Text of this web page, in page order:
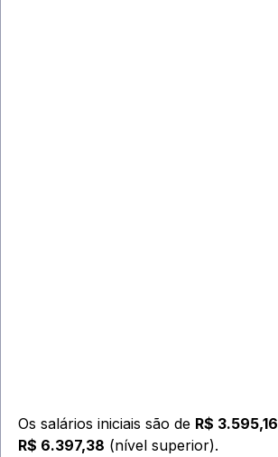
Os salários iniciais são de R$ 3.595,16
R$ 6.397,38 (nível superior).